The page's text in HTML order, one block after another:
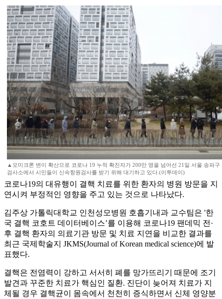
▲오미크론 변이 확산으로 코로나 19 누적 확진자가 200만 명을 넘어선 21일 서울 송파
검사소에서 시민들이 신속항원검사를 받기 위해 대기하고 있다.(이투데이)
코로나19의 대유행이 결핵 치료를 위한 환자의 병원 방문을 지
연시켜 부정적인 영향을 주고 있는 것으로 나타났다.
김주상 가톨릭대학교 인천성모병원 호흡기내과 교수팀은 '한
국 결핵 코호트 데이터베이스’를 이용해 코로나19 팬데믹 전·
후 결핵 환자의 의료기관 방문 및 치료 지연을 비교한 결과를
최근 국제학술지 JKMS(Journal of Korean medical science)에 발
표했다.
결핵은 전염력이 강하고 서서히 폐를 망가뜨리기 때문에 조기
발견과 꾸준한 치료가 핵심인 질환. 진단이 늦어져 치료가 지
체될 경우 결핵균이 몸속에서 천천히 증식하면서 신체 영양분